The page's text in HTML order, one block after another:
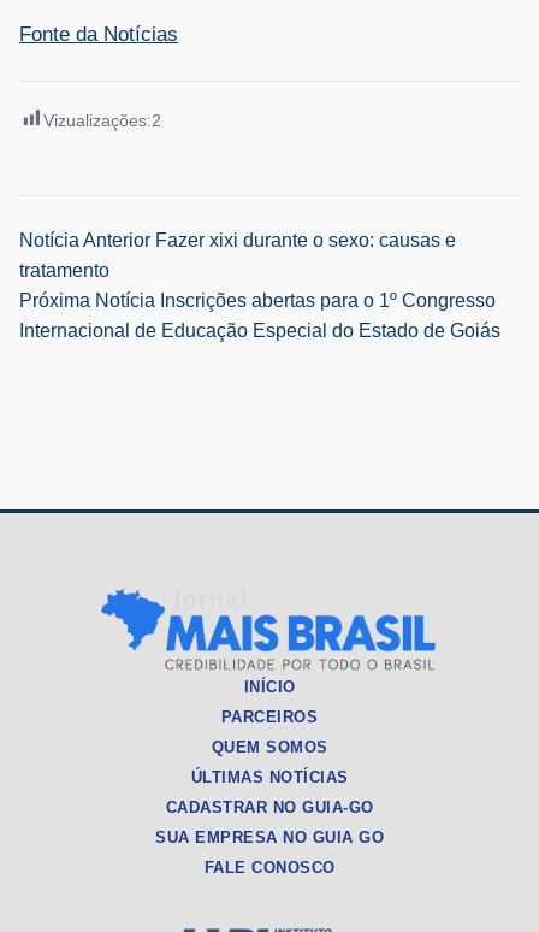
Fonte da Notícias
Vizualizações:2
Navegação
de
Post
Notícia Anterior Fazer xixi durante o sexo: causas e
tratamento
Próxima Notícia Inscrições abertas para o 1º Congresso
Internacional de Educação Especial do Estado de Goiás
INÍCIO
PARCEIROS
QUEM SOMOS
ÚLTIMAS NOTÍCIAS
CADASTRAR NO GUIA-GO
SUA EMPRESA NO GUIA GO
FALE CONOSCO